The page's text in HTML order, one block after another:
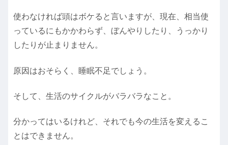
使わなければ頭はボケると言いますが、現在、相当使
っているにもかかわらず、ぼんやりしたり、うっかり
したりが止まりません。
原因はおそらく、睡眠不足でしょう。
そして、生活のサイクルがバラバラなこと。
分かってはいるけれど、それでも今の生活を変えるこ
とはできません。